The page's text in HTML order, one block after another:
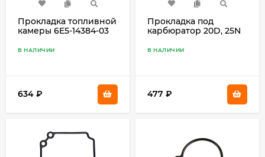
Прокладка топливной
камеры 6E5-14384-03
В НАЛИЧИИ
634 ₽
Прокладка под
карбюратор 20D, 25N
В НАЛИЧИИ
477 ₽